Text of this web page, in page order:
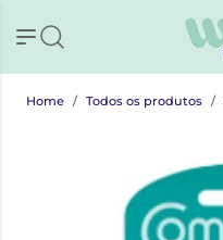
Home Todos os produtos